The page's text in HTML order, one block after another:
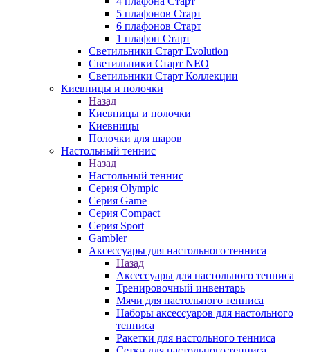
5 плафонов Старт
6 плафонов Старт
1 плафон Старт
Светильники Старт Evolution
Светильники Старт NEO
Светильники Старт Коллекции
Киевницы и полочки
Назад
Киевницы и полочки
Киевницы
Полочки для шаров
Настольный теннис
Назад
Настольный теннис
Серия Olympic
Серия Game
Серия Compact
Серия Sport
Gambler
Аксессуары для настольного тенниса
Назад
Аксессуары для настольного тенниса
Тренировочный инвентарь
Мячи для настольного тенниса
Наборы аксессуаров для настольного
тенниса
Ракетки для настольного тенниса